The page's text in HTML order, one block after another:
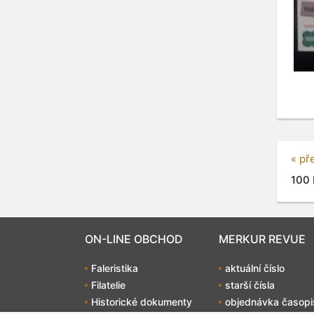
«
100
ON-LINE OBCHOD
Faleristika
Filatelie
Historické dokumenty
MERKUR REVUE
aktuální číslo
starší čísla
objednávka